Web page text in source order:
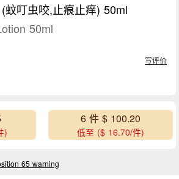
蚊叮虫咬,止痕止痒) 50ml
50ml
写评价
)
6 件 $ 100.20
低至 ($ 16.70/件)
65 warning